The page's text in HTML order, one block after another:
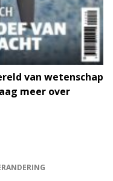
van wetenschap
meer over